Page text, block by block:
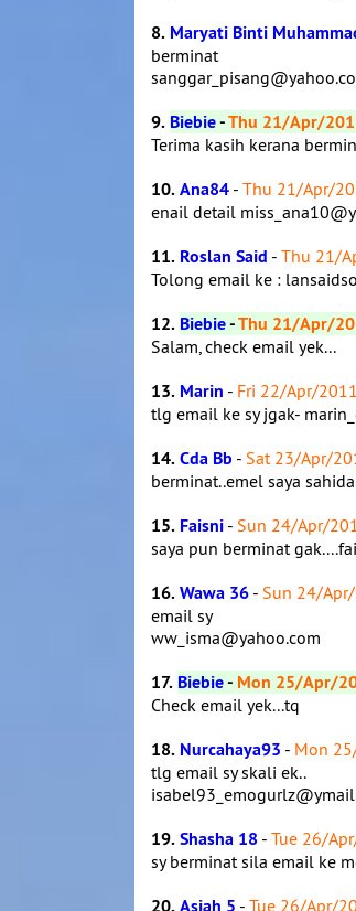
8. Maryati Binti
berminat
9. Biebie-Thu 21/Apr/
Terima kasih kerana
10.Ana84 - Thu 21/Apr/
enail detail
11. Roslan Said - Thu 21/
Tolong email ke :
12. Biebie-Thu 21/Apr/
Salam, check email yek...
13. Marin - Fri 22/Apr/
tlg email ke sy jgak-
14.Cda Bb - Sat 23/Apr/
berminat..emel saya
15. Faisni - Sun 24/Apr/
saya pun berminat
16.Wawa 36 - Sun 24/
email sy
ww_isma@yahoo.com
17. Biebie- Mon 25/Apr/
Check email yek...tq
18. Nurcahaya93 - Mon
tlg email sy skali ek..
19.Shasha 18 - Tue 26/
sy berminat sila email ke
20.Asiah 5 - Tue 26/Apr/